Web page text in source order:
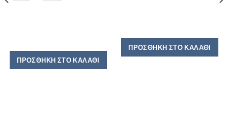
ΠΡΟΣΘΉΚΗ ΣΤΟ ΚΑΛΆΘΙ
ΠΡΟΣΘΉΚΗ ΣΤΟ ΚΑΛΆΘΙ